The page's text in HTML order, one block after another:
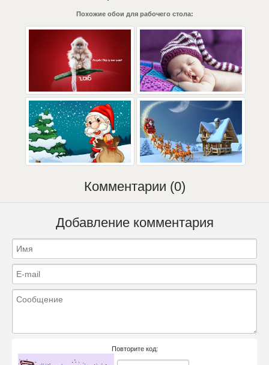
Похожие обои для рабочего стола:
Комментарии (0)
Добавление комментария
Повторите код: